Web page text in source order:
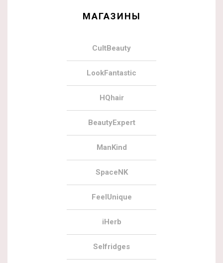
МАГАЗИНЫ
CultBeauty
LookFantastic
HQhair
BeautyExpert
ManKind
SpaceNK
FeelUnique
iHerb
Selfridges